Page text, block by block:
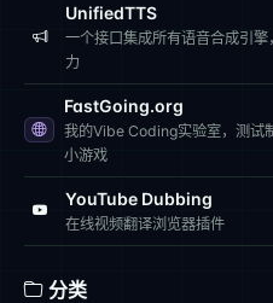
UnifiedTTS
一个接口集成所有语音合成引
力
FastGoing.org
我的Vibe Coding实验室，测试
小游戏
YouTube Dubbing
在线视频翻译浏览器插件
分类